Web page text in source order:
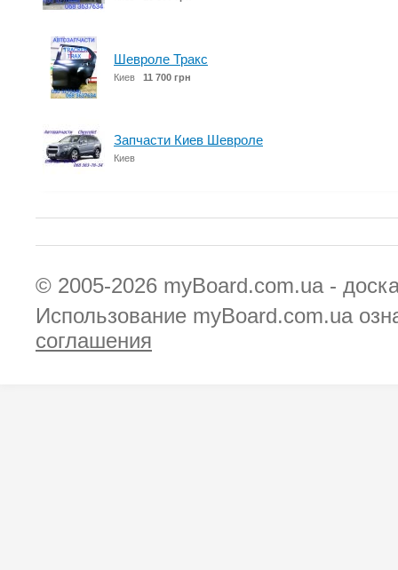
Шевроле Тракс
Киев 11 700 грн
Запчасти Киев Шевроле
Киев
© 2005-2026 myBoard.com.ua -
Использование myBoard.com.ua
соглашения